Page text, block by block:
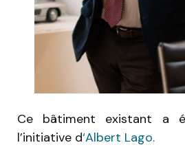
Ce bâtiment existant a
l’initiative d‘Albert Lago.